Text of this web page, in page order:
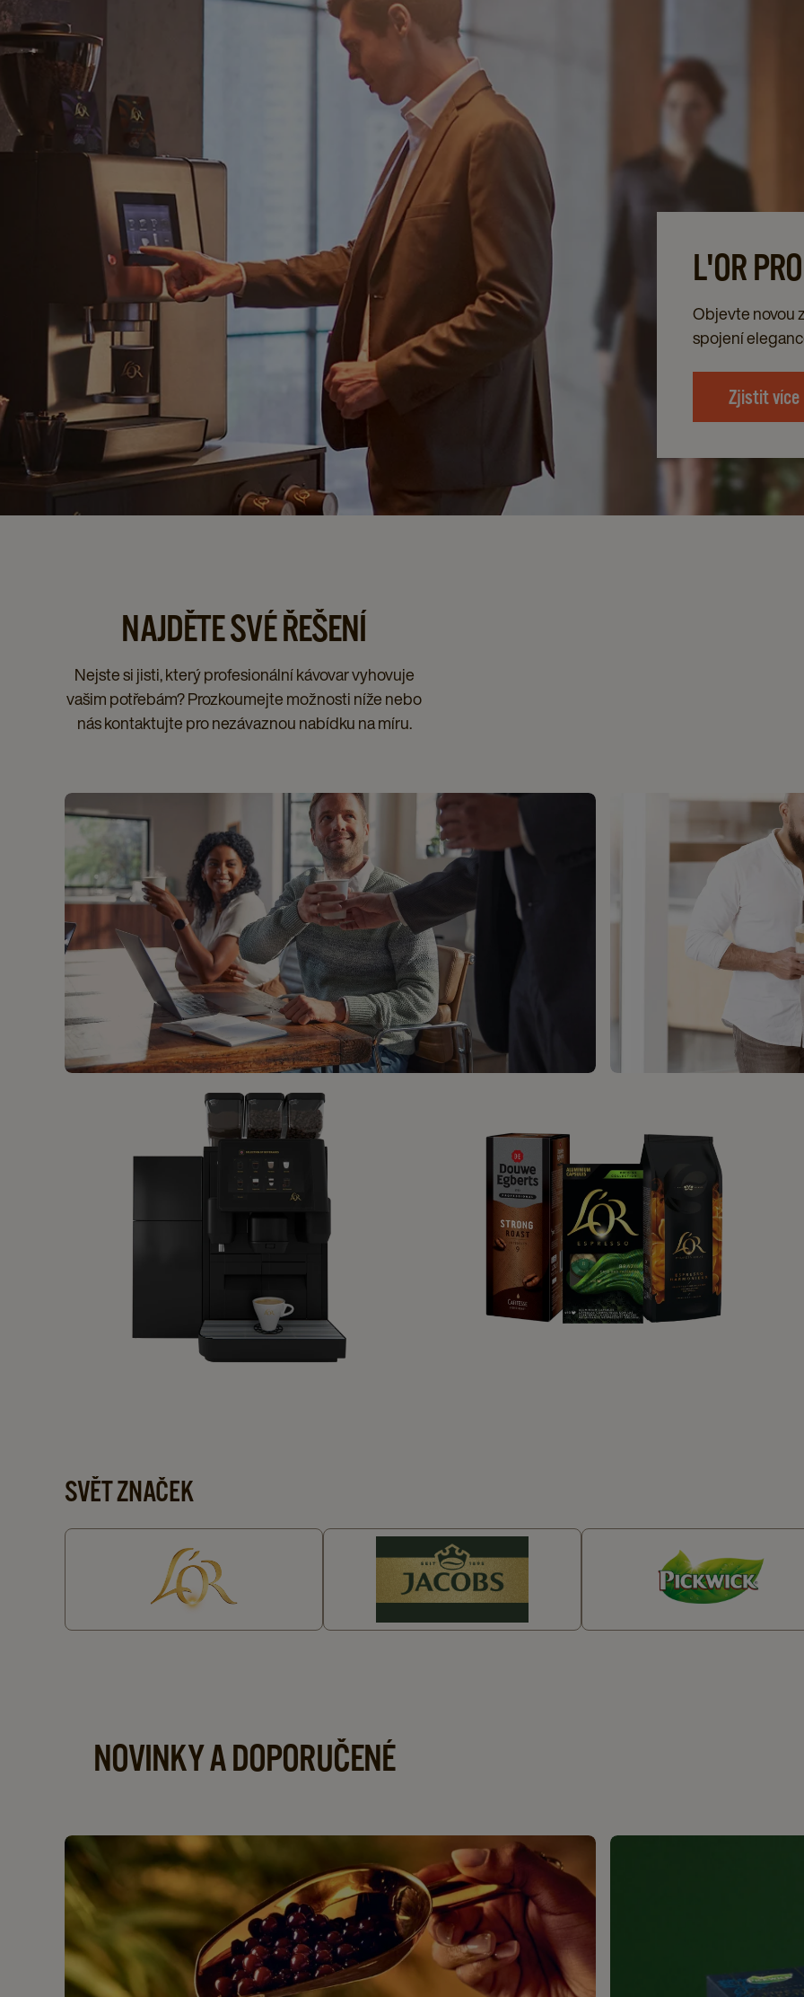
L'OR
Objevte novou
spojení
Zjistit více
NAJDĚTE SVÉ ŘEŠENÍ
Nejste si jisti, který profesionální kávovar vyhovuje
vašim potřebám? Prozkoumejte možnosti níže nebo
nás kontaktujte pro nezávaznou nabídku na míru.
KÁVOVÁ ŘEŠENÍ
SVĚT ZNAČEK
NOVINKY A DOPORUČENÉ